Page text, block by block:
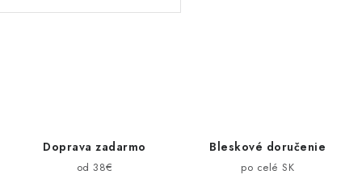
Doprava zadarmo
od 38€
Bleskové doručenie
po celé SK